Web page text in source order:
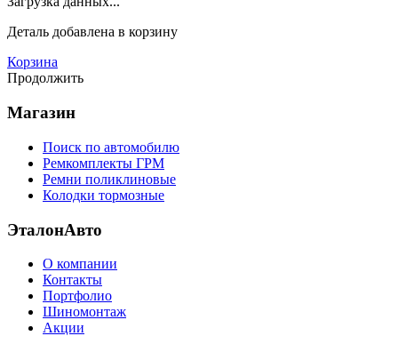
Деталь добавлена в корзину
Корзина
Продолжить
Магазин
Поиск по автомобилю
Ремкомплекты ГРМ
Ремни поликлиновые
Колодки тормозные
ЭталонАвто
О компании
Контакты
Портфолио
Шиномонтаж
Акции